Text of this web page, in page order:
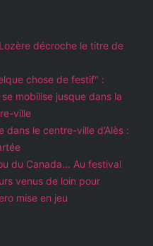
décroche le titre de
chose de festif" :
se mobilise jusque dans la
ville
le centre-ville d’Alès :
du Canada… Au festival
venus de loin pour
mise en jeu